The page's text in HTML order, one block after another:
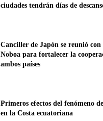
ciudades tendrán días de
Canciller de Japón se reunió con
Noboa para fortalecer la
ambos países
Primeros efectos del fenómeno
en la Costa ecuatoriana